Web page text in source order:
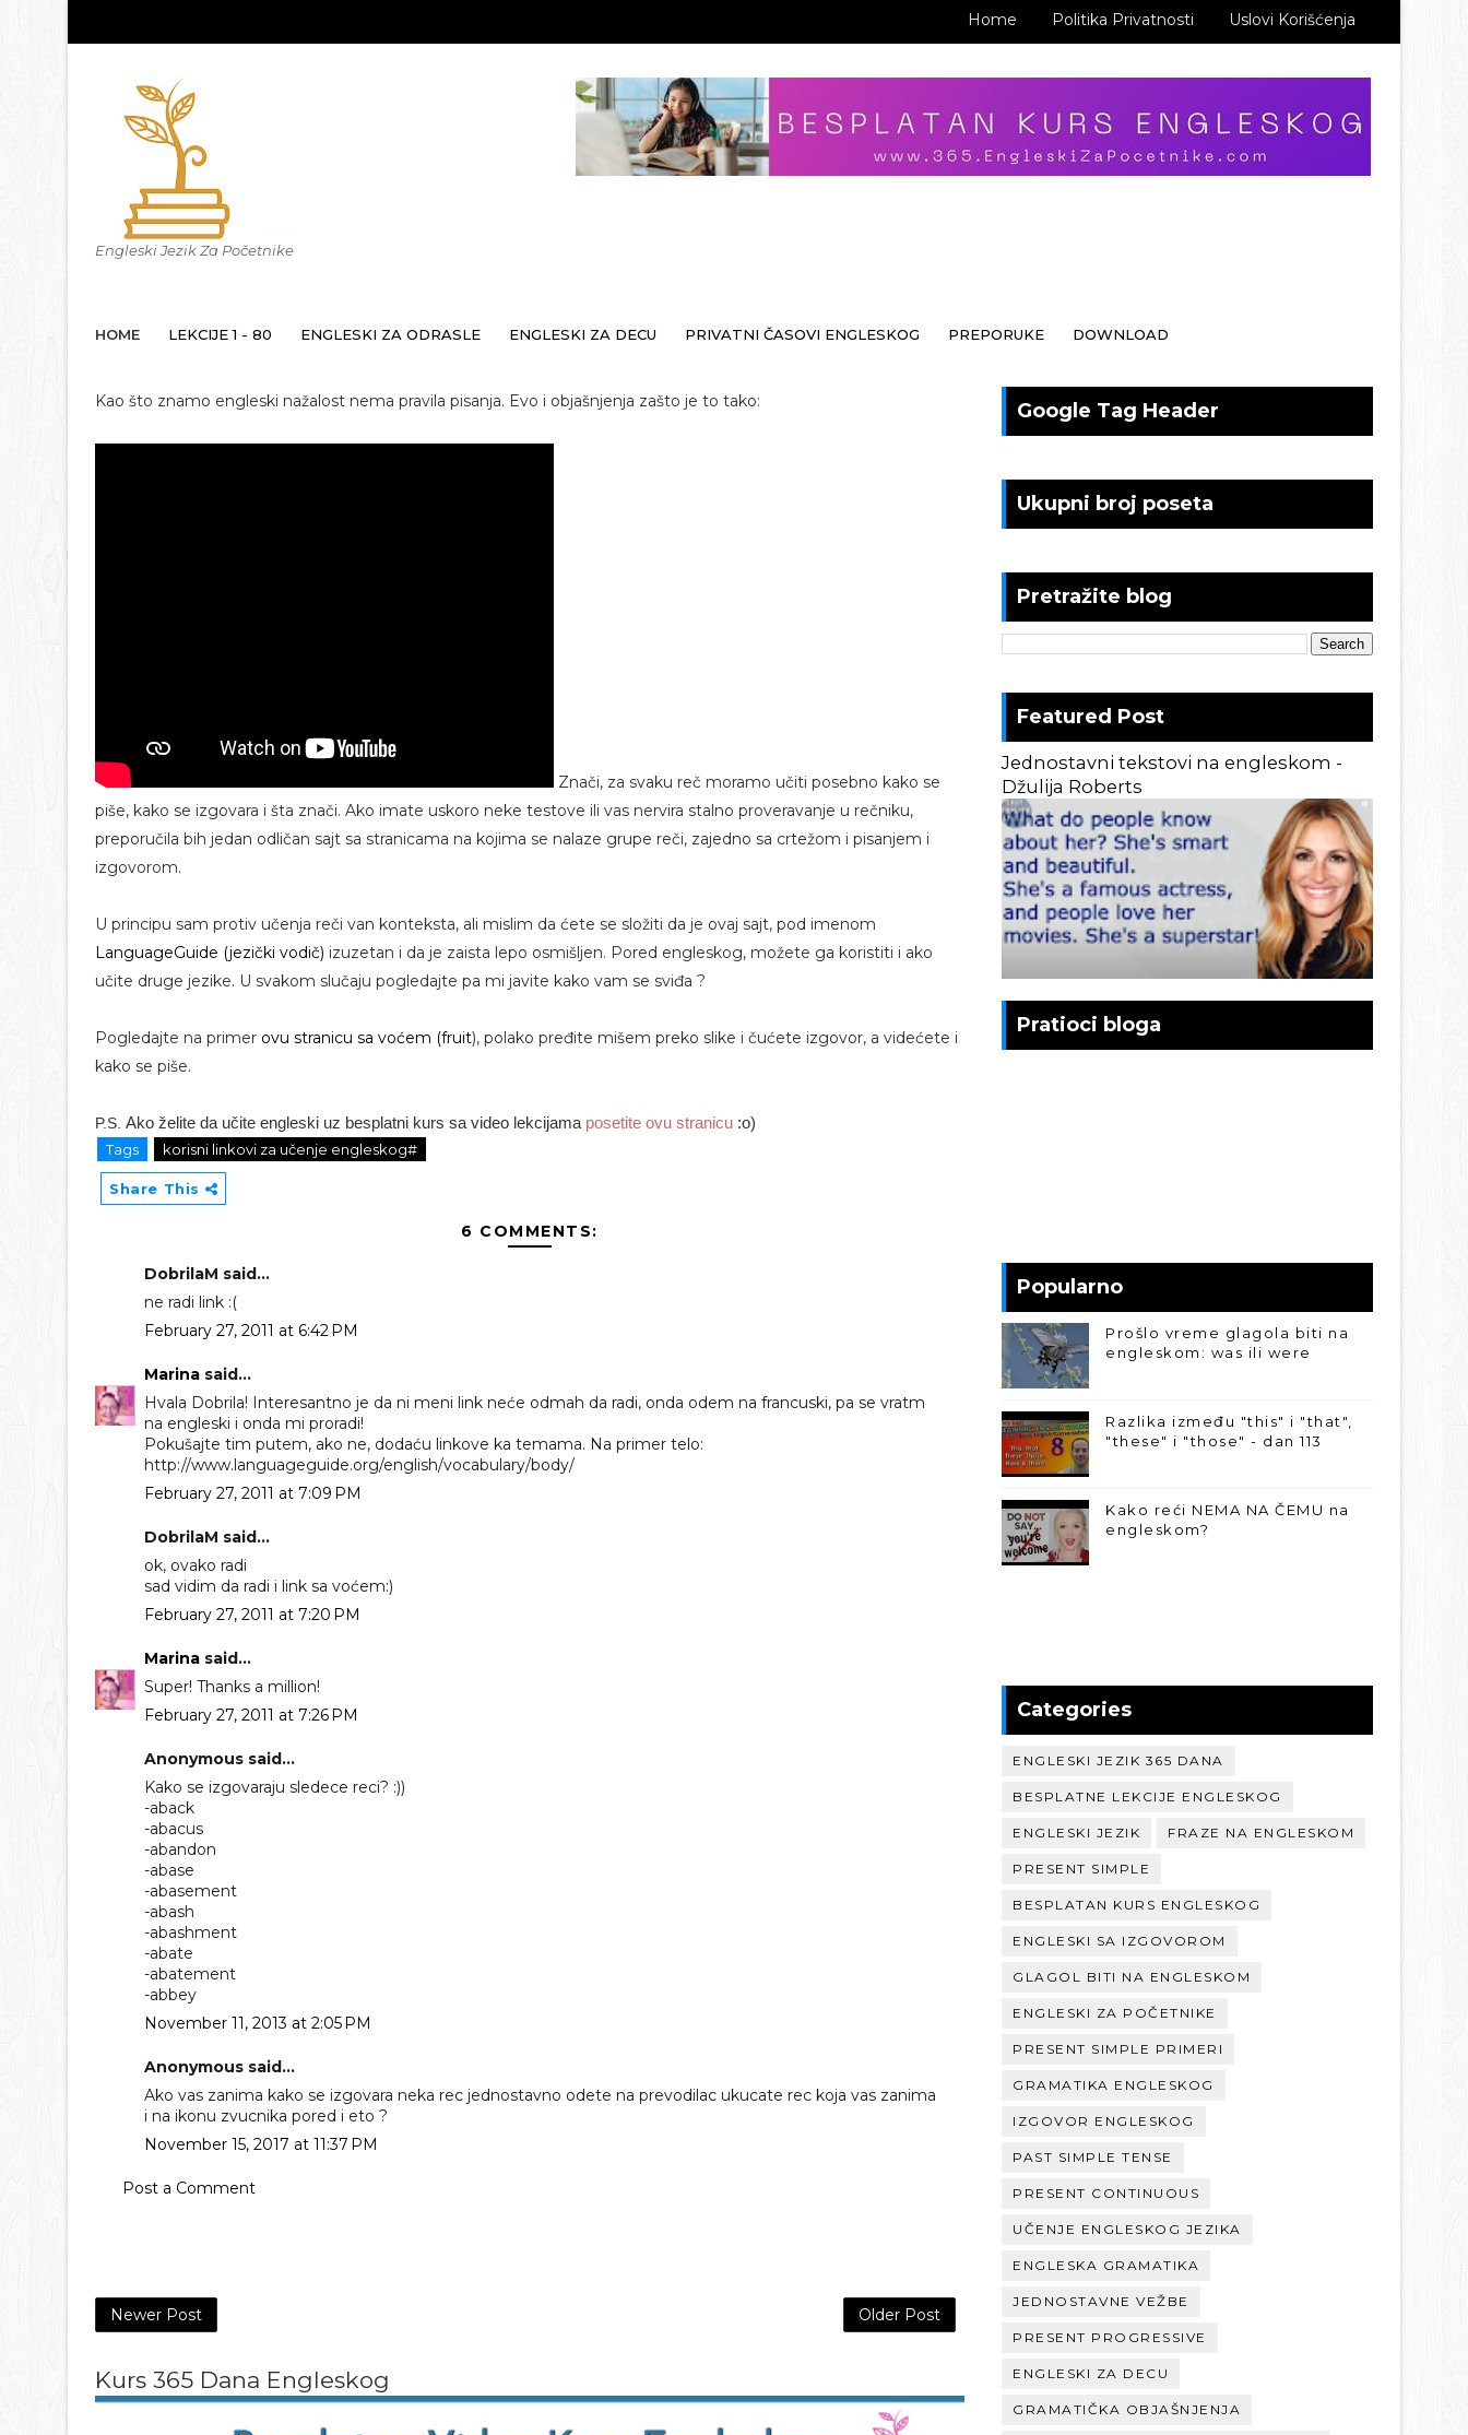
Home Politika Privatnosti Uslovi Korišćenja
Engleski Jezik Za Početnike
HOME LEKCIJE 1 - 80 ENGLESKI ZA ODRASLE ENGLESKI ZA DECU PRIVATNI ČASOVI ENGLESKOG PREPORUKE DOWNLOAD
Kao što znamo engleski nažalost nema pravila pisanja. Evo i objašnjenja zašto je to tako:
Znači, za svaku reč moramo učiti posebno kako se
piše, kako se izgovara i šta znači. Ako imate uskoro neke testove ili vas nervira stalno proveravanje u rečniku,
preporučila bih jedan odličan sajt sa stranicama na kojima se nalaze grupe reči, zajedno sa crtežom i pisanjem i
izgovorom.
U principu sam protiv učenja reči van konteksta, ali mislim da ćete se složiti da je ovaj sajt, pod imenom
LanguageGuide (jezički vodič) izuzetan i da je zaista lepo osmišljen. Pored engleskog, možete ga koristiti i ako
učite druge jezike. U svakom slučaju pogledajte pa mi javite kako vam se sviđa ?
Pogledajte na primer ovu stranicu sa voćem (fruit), polako pređite mišem preko slike i čućete izgovor, a videćete i
kako se piše.
P.S. Ako želite da učite engleski uz besplatni kurs sa video lekcijama posetite ovu stranicu :o)
Tags korisni linkovi za učenje engleskog#
Share This
6 COMMENTS:
DobrilaM said...
ne radi link :(
February 27, 2011 at 6:42 PM
Marina said...
Hvala Dobrila! Interesantno je da ni meni link neće odmah da radi, onda odem na francuski, pa se vratm
na engleski i onda mi proradi!
Pokušajte tim putem, ako ne, dodaću linkove ka temama. Na primer telo:
http://www.languageguide.org/english/vocabulary/body/
February 27, 2011 at 7:09 PM
DobrilaM said...
ok, ovako radi
sad vidim da radi i link sa voćem:)
February 27, 2011 at 7:20 PM
Marina said...
Super! Thanks a million!
February 27, 2011 at 7:26 PM
Anonymous said...
Kako se izgovaraju sledece reci? :))
-aback
-abacus
-abandon
-abase
-abasement
-abash
-abashment
-abate
-abatement
-abbey
November 11, 2013 at 2:05 PM
Anonymous said...
Ako vas zanima kako se izgovara neka rec jednostavno odete na prevodilac ukucate rec koja vas zanima
i na ikonu zvucnika pored i eto ?
November 15, 2017 at 11:37 PM
Post a Comment
Newer Post Older Post
Kurs 365 Dana Engleskog
Google Tag Header
Ukupni broj poseta
Pretražite blog
Featured Post
Jednostavni tekstovi na engleskom -
Džulija Roberts
Pratioci bloga
Popularno
Prošlo vreme glagola biti na
engleskom: was ili were
Razlika između "this" i "that",
"these" i "those" - dan 113
Kako reći NEMA NA ČEMU na
engleskom?
Categories
ENGLESKI JEZIK 365 DANA
BESPLATNE LEKCIJE ENGLESKOG
ENGLESKI JEZIK FRAZE NA ENGLESKOM
PRESENT SIMPLE
BESPLATAN KURS ENGLESKOG
ENGLESKI SA IZGOVOROM
GLAGOL BITI NA ENGLESKOM
ENGLESKI ZA POČETNIKE
PRESENT SIMPLE PRIMERI
GRAMATIKA ENGLESKOG
IZGOVOR ENGLESKOG
PAST SIMPLE TENSE
PRESENT CONTINUOUS
UČENJE ENGLESKOG JEZIKA
ENGLESKA GRAMATIKA
JEDNOSTAVNE VEŽBE
PRESENT PROGRESSIVE
ENGLESKI ZA DECU
GRAMATIČKA OBJAŠNJENJA